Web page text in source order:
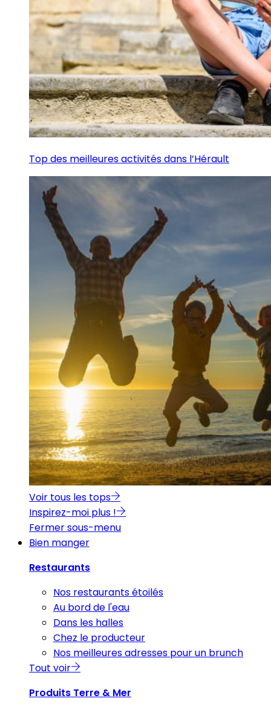
Top des meilleures activités dans l’Hérault
Voir tous les tops
Inspirez-moi plus !
Fermer sous-menu
Bien manger
Restaurants
Nos restaurants étoilés
Au bord de l'eau
Dans les halles
Chez le producteur
Nos meilleures adresses pour un brunch
Tout voir
Produits Terre & Mer